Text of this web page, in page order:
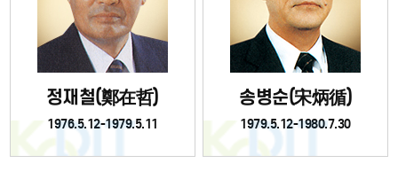
FUND
정재철(鄭在哲)
1976.5.12-1979.5.11
송병순(宋炳循)
1979.5.12-1980.7.30